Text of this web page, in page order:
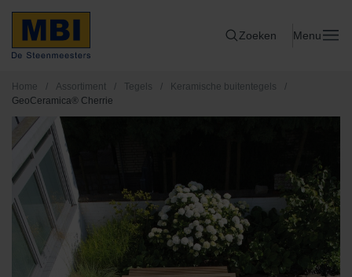
Zoeken Menu
Home / Assortiment / Tegels / Keramische buitentegels
/
GeoCeramica® Cherrie